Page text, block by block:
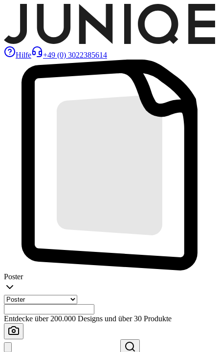
Hilfe +49 (0) 3022385614
Poster
Entdecke über 200.000 Designs und über 30 Produkte